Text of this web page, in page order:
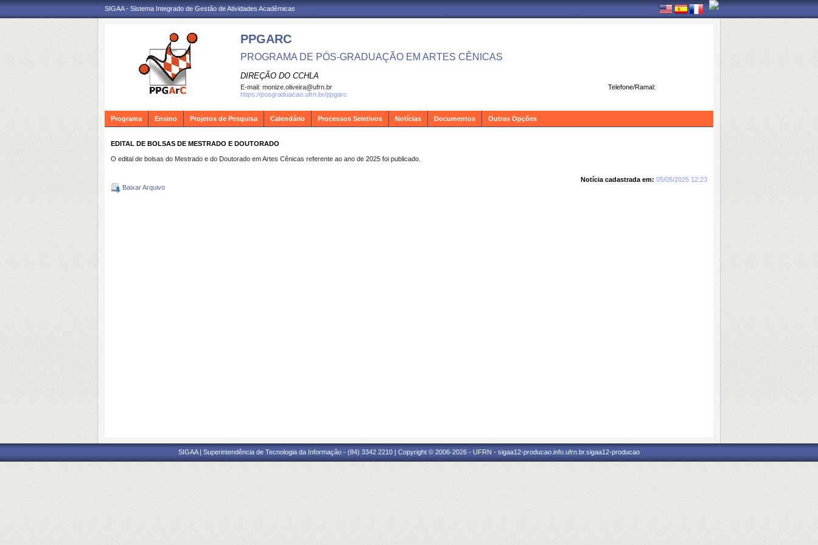
SIGAA - Sistema Integrado de Gestão de Atividades Acadêmicas
PPGARC
PROGRAMA DE PÓS-GRADUAÇÃO EM ARTES CÊNICAS
DIREÇÃO DO CCHLA
Telefone/Ramal:
E-mail: monize.oliveira@ufrn.br
https://posgraduacao.ufrn.br/ppgarc
Programa Ensino Projetos de Pesquisa Calendário Processos Seletivos Notícias Documentos Outras Opções
EDITAL DE BOLSAS DE MESTRADO E DOUTORADO
O edital de bolsas do Mestrado e do Doutorado em Artes Cênicas referente ao ano de 2025 foi publicado.
Notícia cadastrada em: 05/05/2025 12:23
Baixar Arquivo
SIGAA | Superintendência de Tecnologia da Informação - (84) 3342 2210 | Copyright © 2006-2026 - UFRN - sigaa12-producao.info.ufrn.br.sigaa12-producao